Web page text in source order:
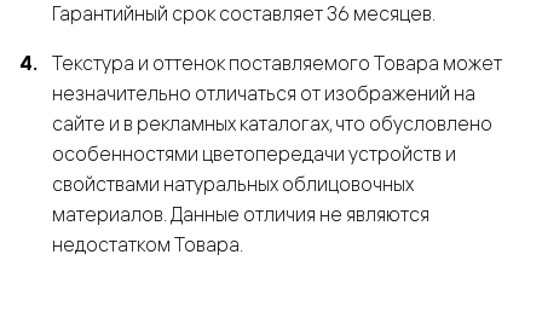
Гарантийный срок составляет 36 месяцев.
Текстура и оттенок поставляемого Товара может
незначительно отличаться от изображений на
сайте и в рекламных каталогах, что обусловлено
особенностями цветопередачи устройств и
свойствами натуральных облицовочных
материалов. Данные отличия не являются
недостатком Товара.